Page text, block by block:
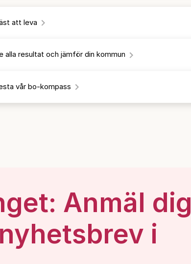
att leva
alla resultat och jämför din kommun
vår bo-kompass
Anmäl dig
i